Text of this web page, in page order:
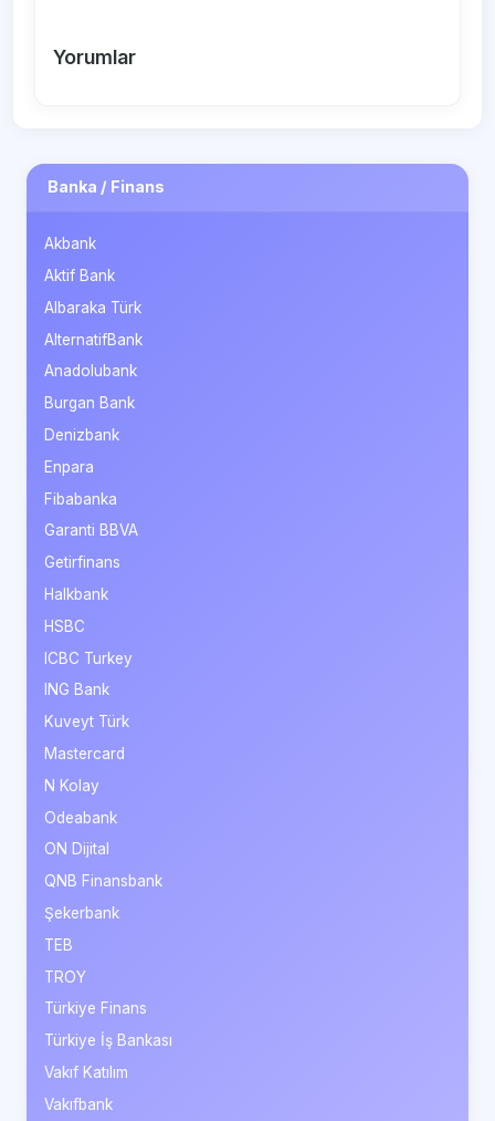
Yorumlar
Banka / Finans
Akbank
Aktif Bank
Albaraka Türk
AlternatifBank
Anadolubank
Burgan Bank
Denizbank
Enpara
Fibabanka
Garanti BBVA
Getirfinans
Halkbank
HSBC
ICBC Turkey
ING Bank
Kuveyt Türk
Mastercard
N Kolay
Odeabank
ON Dijital
QNB Finansbank
Şekerbank
TEB
TROY
Türkiye Finans
Türkiye İş Bankası
Vakıf Katılım
Vakıfbank